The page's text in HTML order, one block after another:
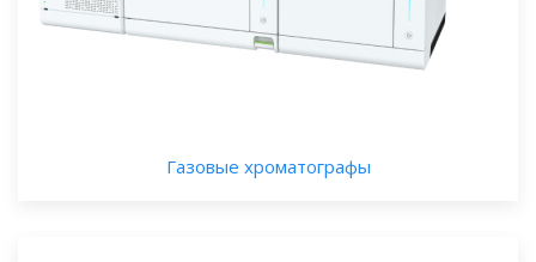
Газовые хроматографы